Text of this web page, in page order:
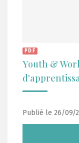
PDF
Youth &
Publié le 26/09/